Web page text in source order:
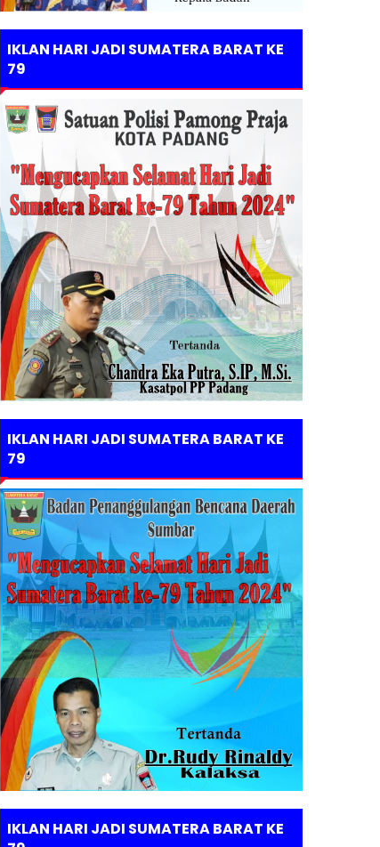
IKLAN HARI JADI SUMATERA BARAT KE
79
IKLAN HARI JADI SUMATERA BARAT KE
79
IKLAN HARI JADI SUMATERA BARAT KE